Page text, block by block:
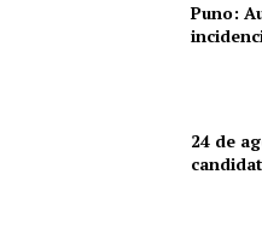
Puno:
24 de